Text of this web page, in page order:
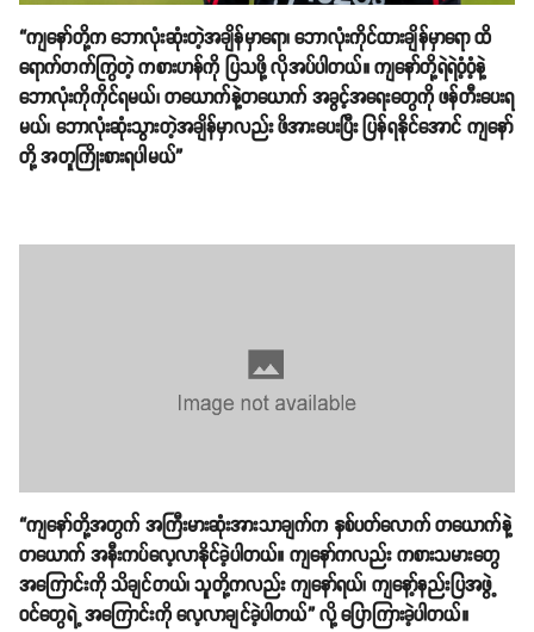
“ကျနော်တို့က ဘောလုံးဆုံးတဲ့အချိန်မှာရော၊ ဘောလုံးကိုင်ထားချိန်မှာရော ထိ
ရောက်တက်ကြွတဲ့ ကစားဟန်ကို ပြသဖို့ လိုအပ်ပါတယ်။ ကျနော်တို့ရဲရဲဝံ့ဝံ့နဲ့
ဘောလုံးကိုကိုင်ရမယ်၊ တယောက်နဲ့တယောက် အခွင့်အရေးတွေကို ဖန်တီးပေးရ
မယ်၊ ဘောလုံးဆုံးသွားတဲ့အချိန်မှာလည်း ဖိအားပေးပြီး ပြန်ရနိုင်အောင် ကျနော်
တို့ အတူကြိုးစားရပါမယ်”
“ကျနော်တို့အတွက် အကြီးမားဆုံးအားသာချက်က နှစ်ပတ်လောက် တယောက်နဲ့
တယောက် အနီးကပ်လေ့လာနိုင်ခဲ့ပါတယ်။ ကျနော်ကလည်း ကစားသမားတွေ
အကြောင်းကို သိချင်တယ်၊ သူတို့ကလည်း ကျနော်ရယ်၊ ကျနော့်နည်းပြအဖွဲ့
ဝင်တွေရဲ့ အကြောင်းကို လေ့လာချင်ခဲ့ပါတယ်” လို့ ပြောကြားခဲ့ပါတယ်။